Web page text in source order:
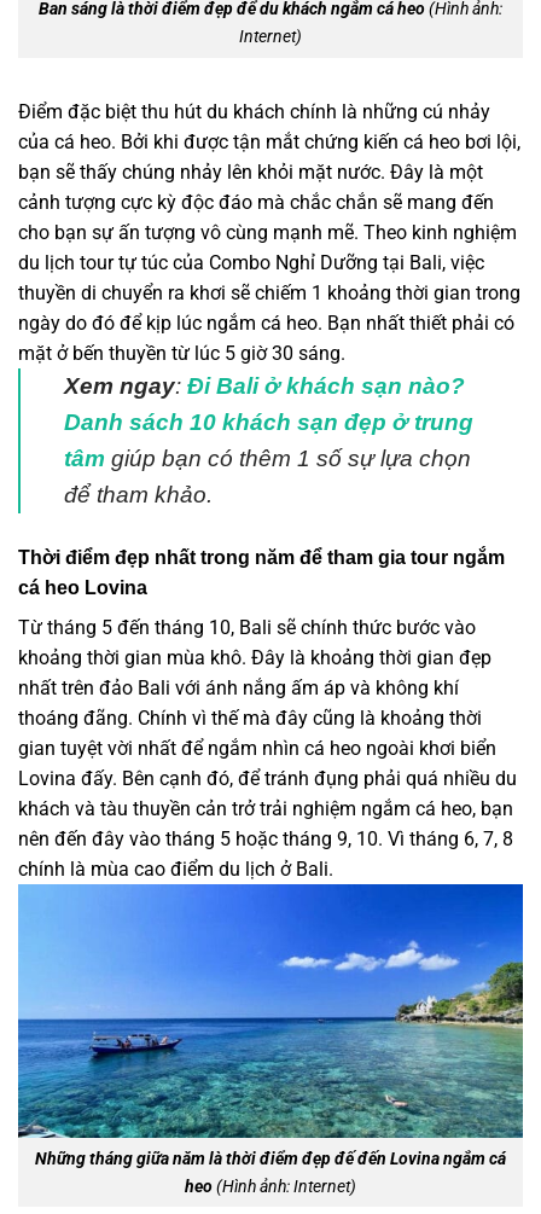
Ban sáng là thời điểm đẹp để du khách ngắm cá heo(Hình ảnh:
Internet)
Điểm đặc biệt thu hút du khách chính là những cú nhảy
của cá heo. Bởi khi được tận mắt chứng kiến cá heo bơi lội,
bạn sẽ thấy chúng nhảy lên khỏi mặt nước. Đây là một
cảnh tượng cực kỳ độc đáo mà chắc chắn sẽ mang đến
cho bạn sự ấn tượng vô cùng mạnh mẽ. Theo kinh nghiệm
du lịch tour tự túc của Combo Nghỉ Dưỡng tại Bali, việc
thuyền di chuyển ra khơi sẽ chiếm 1 khoảng thời gian trong
ngày do đó để kịp lúc ngắm cá heo. Bạn nhất thiết phải có
mặt ở bến thuyền từ lúc 5 giờ 30 sáng.
Xem ngay: Đi Bali ở khách sạn nào?
Danh sách 10 khách sạn đẹp ở trung
tâm giúp bạn có thêm 1 số sự lựa chọn
để tham khảo.
Thời điểm đẹp nhất trong năm để tham gia tour ngắm
cá heo Lovina
Từ tháng 5 đến tháng 10, Bali sẽ chính thức bước vào
khoảng thời gian mùa khô. Đây là khoảng thời gian đẹp
nhất trên đảo Bali với ánh nắng ấm áp và không khí
thoáng đãng. Chính vì thế mà đây cũng là khoảng thời
gian tuyệt vời nhất để ngắm nhìn cá heo ngoài khơi biển
Lovina đấy. Bên cạnh đó, để tránh đụng phải quá nhiều du
khách và tàu thuyền cản trở trải nghiệm ngắm cá heo, bạn
nên đến đây vào tháng 5 hoặc tháng 9, 10. Vì tháng 6, 7, 8
chính là mùa cao điểm du lịch ở Bali.
Những tháng giữa năm là thời điểm đẹp đế đến Lovina ngắm cá
heo(Hình ảnh: Internet)